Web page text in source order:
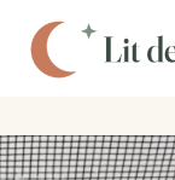
contenu